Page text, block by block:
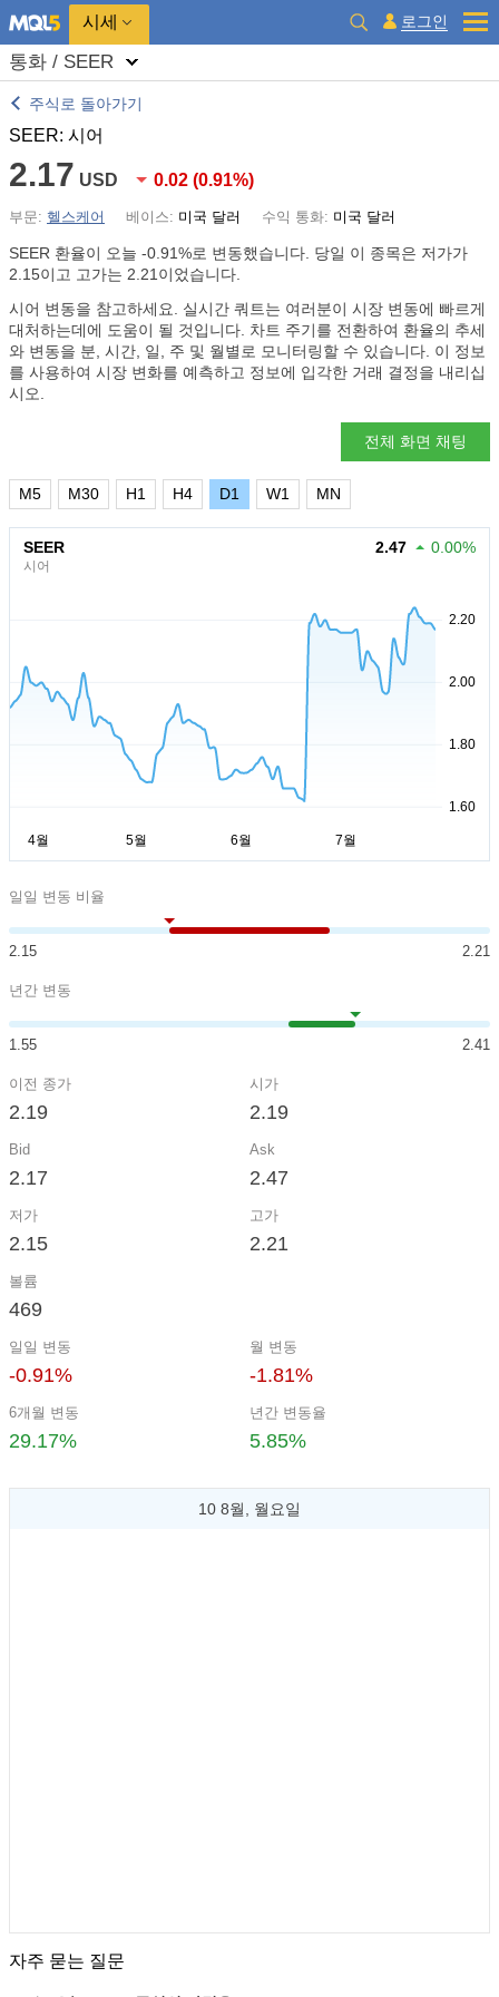
시세 로그인
통화 / SEER
주식로 돌아가기
SEER: 시어
2.17 USD 0.02 (0.91%)
부문: 헬스케어 베이스: 미국 달러 수익 통화: 미국 달러
SEER 환율이 오늘 -0.91%로 변동했습니다. 당일 이 종목은 저가가
2.15이고 고가는 2.21이었습니다.
시어 변동을 참고하세요. 실시간 쿼트는 여러분이 시장 변동에 빠르게
대처하는데에 도움이 될 것입니다. 차트 주기를 전환하여 환율의 추세
와 변동을 분, 시간, 일, 주 및 월별로 모니터링할 수 있습니다. 이 정보
를 사용하여 시장 변화를 예측하고 정보에 입각한 거래 결정을 내리십
시오.
전체 화면 채팅
M5 M30 H1 H4 D1 W1 MN
SEER
시어
2.47 0.00%
일일 변동 비율
2.15 2.21
년간 변동
1.55 2.41
이전 종가
2.19
시가
2.19
Bid
2.17
Ask
2.47
저가
2.15
고가
2.21
볼륨
469
일일 변동
-0.91%
월 변동
-1.81%
6개월 변동
29.17%
년간 변동율
5.85%
10 8월, 월요일
자주 묻는 질문